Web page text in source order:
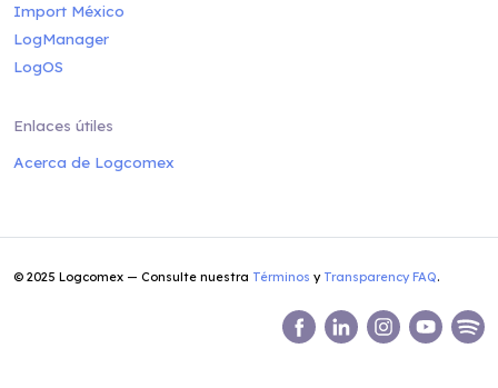
Import México
LogManager
LogOS
Enlaces útiles
Acerca de Logcomex
© 2025 Logcomex — Consulte nuestra Términos y Transparency FAQ.